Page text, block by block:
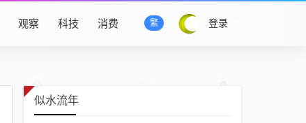
登录
繁
观察 科技 消费
似水流年